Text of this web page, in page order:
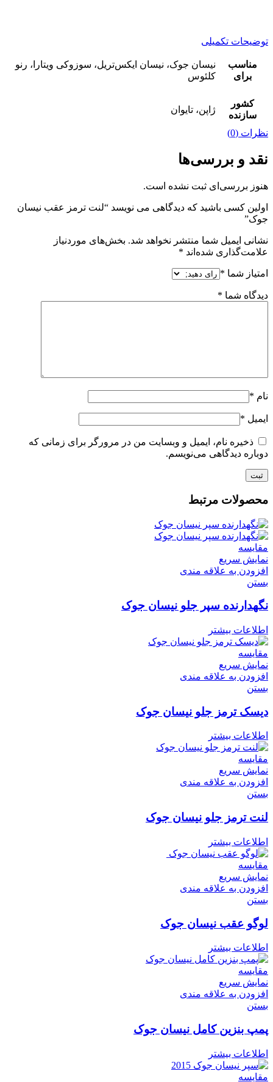
توضیحات تکمیلی
مناسب
برای
نیسان جوک، نیسان ایکس‌تریل، سوزوکی ویتارا، رنو
کلئوس
کشور
سازنده
ژاپن، تایوان
نظرات (0)
نقد و بررسی‌ها
هنوز بررسی‌ای ثبت نشده است.
اولین کسی باشید که دیدگاهی می نویسد “لنت ترمز عقب نیسان
جوک”
نشانی ایمیل شما منتشر نخواهد شد. بخش‌های موردنیاز
علامت‌گذاری شده‌اند *
امتیاز شما *
دیدگاه شما *
نام *
ایمیل *
ذخیره نام، ایمیل و وبسایت من در مرورگر برای زمانی که
دوباره دیدگاهی می‌نویسم.
محصولات مرتبط
مقایسه
نمایش سریع
افزودن به علاقه مندی
بستن
نگهدارنده سپر جلو نیسان جوک
اطلاعات بیشتر
مقایسه
نمایش سریع
افزودن به علاقه مندی
بستن
دیسک ترمز جلو نیسان جوک
اطلاعات بیشتر
مقایسه
نمایش سریع
افزودن به علاقه مندی
بستن
لنت ترمز جلو نیسان جوک
اطلاعات بیشتر
مقایسه
نمایش سریع
افزودن به علاقه مندی
بستن
لوگو عقب نیسان جوک
اطلاعات بیشتر
مقایسه
نمایش سریع
افزودن به علاقه مندی
بستن
پمپ بنزین کامل نیسان جوک
اطلاعات بیشتر
مقایسه